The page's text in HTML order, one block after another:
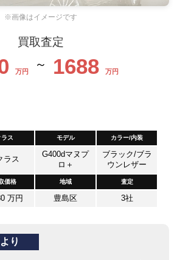
※画像はイメージです
買取査定
万円
～ 1688 万円
ラス モデル カラー/内装
ラス
G400dマヌプ
ロ＋
ブラック/ブラ
ウンレザー
価格 地域 査定
万円 豊島区 3社
り